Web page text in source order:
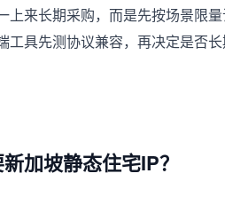
上来长期采购，而是先按场景限
工具先测协议兼容，再决定是否
加坡静态住宅IP？